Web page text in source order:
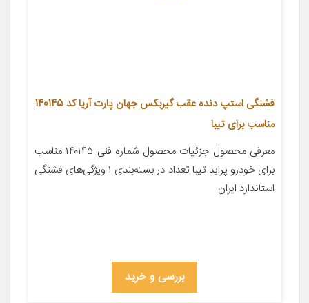
فشنگی استپ دنده عقب گیربکس جهان پارت آریا کد 140145
مناسب برای تیبا
معرفی محصول جزئیات محصول شماره فنی ۱۴۰۱۴۵ مناسب
برای خودرو پراید تیبا تعداد در بسته‌بندی ۱ ویژگی‌های فشنگی
استاندارد ایران
بررسی و خرید